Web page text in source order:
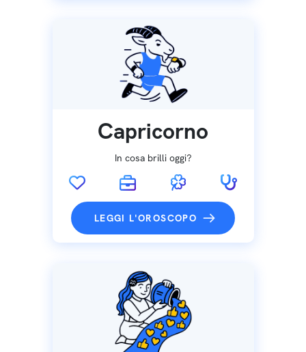
Capricorno
In cosa brilli oggi?
LEGGI L'OROSCOPO